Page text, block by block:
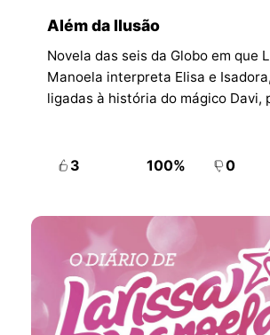
Além da Ilusão
Novela das seis da Globo em que
Manoela interpreta Elisa e
ligadas à história do mágico Davi,
3 100% 0